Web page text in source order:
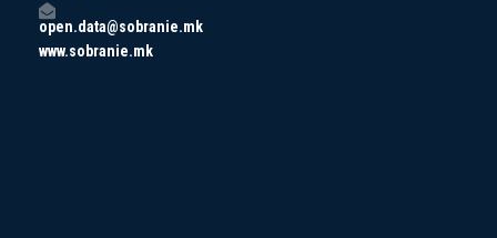
open.data@sobranie.mk
www.sobranie.mk